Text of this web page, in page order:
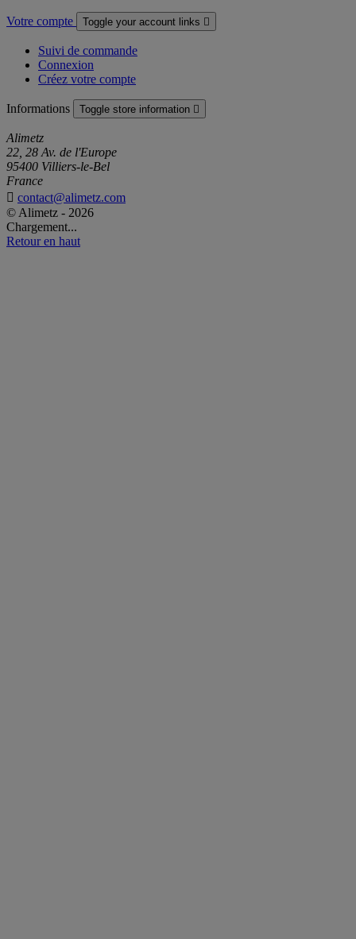
Votre compte Toggle your account links 
Suivi de commande
Connexion
Créez votre compte
Informations Toggle store information 
Alimetz
22, 28 Av. de l'Europe
95400 Villiers-le-Bel
France
 contact@alimetz.com
© Alimetz - 2026
Chargement...
Retour en haut